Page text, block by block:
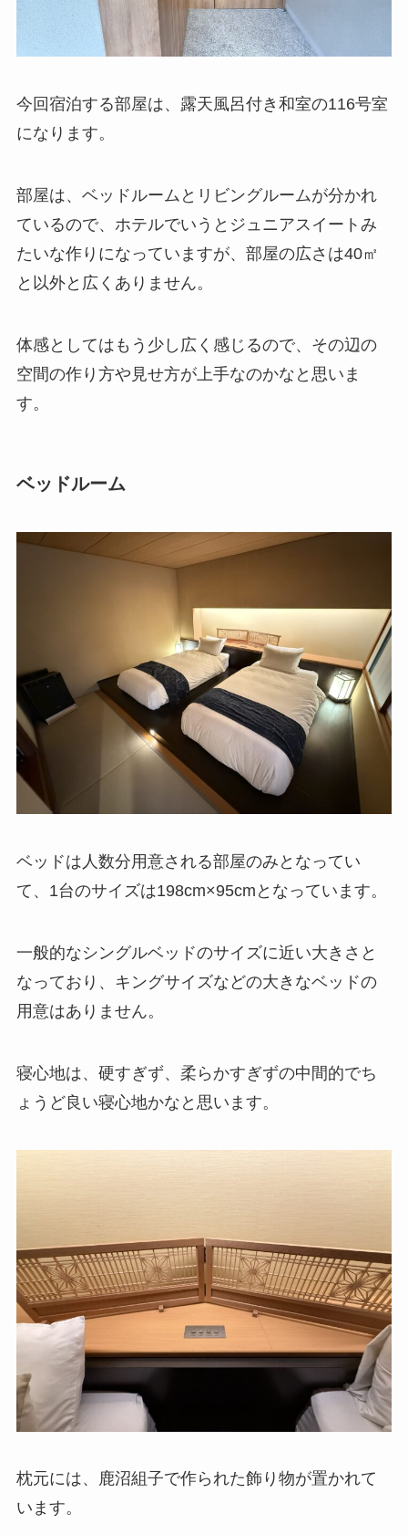
今回宿泊する部屋は、露天風呂付き和室の116号室
になります。
部屋は、ベッドルームとリビングルームが分かれ
ているので、ホテルでいうとジュニアスイートみ
たいな作りになっていますが、部屋の広さは40㎡
と以外と広くありません。
体感としてはもう少し広く感じるので、その辺の
空間の作り方や見せ方が上手なのかなと思いま
す。
ベッドルーム
ベッドは人数分用意される部屋のみとなってい
て、1台のサイズは198cm×95cmとなっています。
一般的なシングルベッドのサイズに近い大きさと
なっており、キングサイズなどの大きなベッドの
用意はありません。
寝心地は、硬すぎず、柔らかすぎずの中間的でち
ょうど良い寝心地かなと思います。
枕元には、鹿沼組子で作られた飾り物が置かれて
います。